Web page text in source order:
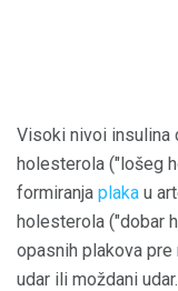
Visoki nivoi insulina
holesterola ("lošeg
formiranja plaka u
holesterola ("dobar
opasnih plakova
udar ili moždani